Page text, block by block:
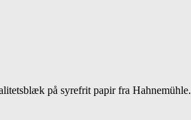
på syrefrit papir fra Hahnemühle.